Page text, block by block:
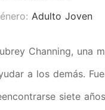
Adulto Joven
Channing, una
a los demás.
siete